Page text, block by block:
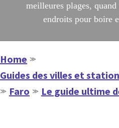
meilleures plages,
endroits pour boire
Home ≫
Guides des villes et
≫ Faro ≫ Le guide ultime